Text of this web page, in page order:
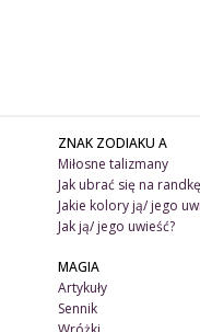
ZNAK ZODIAKU A
Miłosne talizmany
Jak ubrać się na
Jakie kolory ją/ jego
Jak ją/ jego uwieść?
MAGIA
Artykuły
Sennik